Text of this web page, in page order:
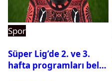
Spor
Süper Lig’de 2. ve 3.
hafta programları belli